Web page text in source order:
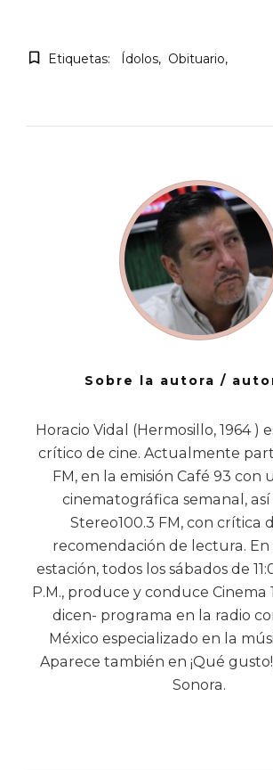
Etiquetas: Ídolos Obituario
Sobre la autora /
Horacio Vidal (Hermosillo, 1964 )
crítico de cine. Actualmente
FM, en la emisión Café 93 con
cinematográfica semanal,
Stereo100.3 FM, con crítica
recomendación de lectura. En
estación, todos los sábados de
P.M., produce y conduce Cinema
dicen- programa en la radio
México especializado en la
Aparece también en ¡Qué
Sonora.